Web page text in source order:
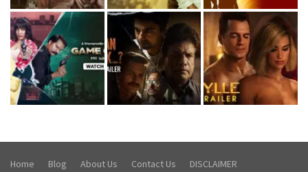
Home Blog About Us Contact Us DISCLAIMER